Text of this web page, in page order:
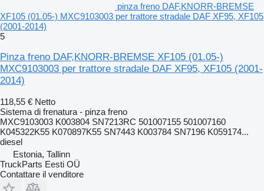
pinza freno DAF,KNORR-BREMSE
XF105 (01.05-) MXC9103003 per trattore stradale DAF XF95, XF105
(2001-2014)
5
Pinza freno DAF,KNORR-BREMSE XF105 (01.05-)
MXC9103003 per trattore stradale DAF XF95, XF105 (2001-
2014)
118,55 € Netto
Sistema di frenatura - pinza freno
MXC9103003 K003804 SN7213RC 501007155 501007160
K045322K55 K070897K55 SN7443 K003784 SN7196 K059174...
diesel
Estonia, Tallinn
TruckParts Eesti OÜ
Contattare il venditore